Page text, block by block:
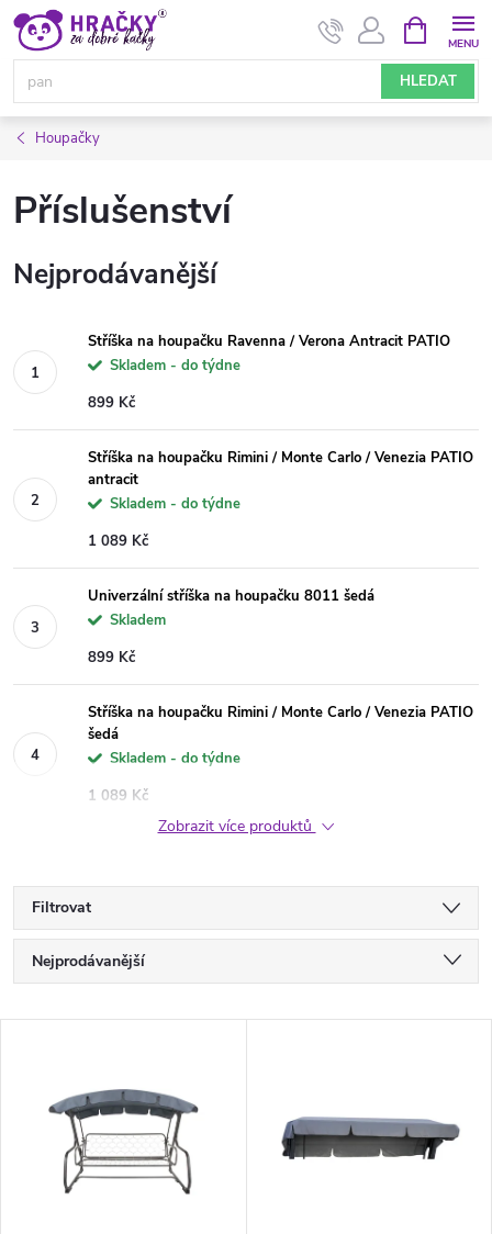
Přejít
obsah
HLEDAT
NÁKUPNÍ
KOŠÍK
Houpačky
Příslušenství
Nejprodávanější
Stříška na houpačku Ravenna / Verona Antracit PATIO
Skladem - do týdne
899 Kč
Stříška na houpačku Rimini / Monte Carlo / Venezia PATIO
antracit
Skladem - do týdne
1 089 Kč
Univerzální stříška na houpačku 8011 šedá
Skladem
899 Kč
Stříška na houpačku Rimini / Monte Carlo / Venezia PATIO
šedá
Skladem - do týdne
1 089 Kč
Zobrazit více produktů
Filtrovat
Ř
a
Nejprodávanější
Abecedně